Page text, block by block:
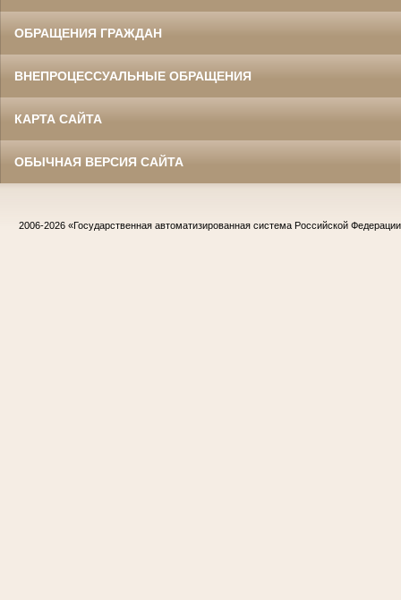
ОБРАЩЕНИЯ ГРАЖДАН
ВНЕПРОЦЕССУАЛЬНЫЕ ОБРАЩЕНИЯ
КАРТА САЙТА
ОБЫЧНАЯ ВЕРСИЯ САЙТА
2006-2026 «Государственная автоматизированная система Российской